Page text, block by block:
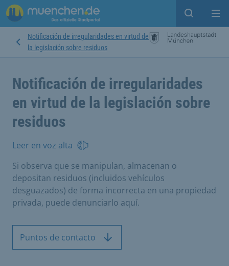
Open
Notificación de irregularidades en virtud de
la legislación sobre residuos
Notificación de irregularidades
en virtud de la legislación sobre
residuos
Leer en voz alta
Si observa que se manipulan, almacenan o
depositan residuos (incluidos vehículos
desguazados) de forma incorrecta en una propiedad
privada, puede denunciarlo aquí.
Puntos de contacto